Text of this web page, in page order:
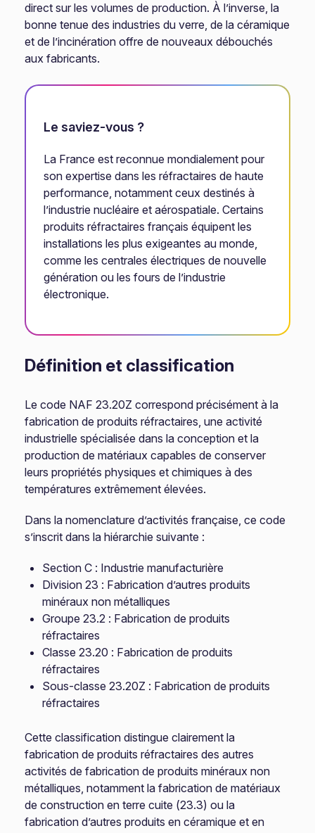
direct sur les volumes de production. À l’inverse, la
bonne tenue des industries du verre, de la céramique
et de l’incinération offre de nouveaux débouchés
aux fabricants.
Le saviez-vous ?
La France est reconnue mondialement pour
son expertise dans les réfractaires de haute
performance, notamment ceux destinés à
l’industrie nucléaire et aérospatiale. Certains
produits réfractaires français équipent les
installations les plus exigeantes au monde,
comme les centrales électriques de nouvelle
génération ou les fours de l’industrie
électronique.
Définition et classification
Le code NAF 23.20Z correspond précisément à la
fabrication de produits réfractaires, une activité
industrielle spécialisée dans la conception et la
production de matériaux capables de conserver
leurs propriétés physiques et chimiques à des
températures extrêmement élevées.
Dans la nomenclature d’activités française, ce code
s’inscrit dans la hiérarchie suivante :
Section C : Industrie manufacturière
Division 23 : Fabrication d’autres produits
minéraux non métalliques
Groupe 23.2 : Fabrication de produits
réfractaires
Classe 23.20 : Fabrication de produits
réfractaires
Sous-classe 23.20Z : Fabrication de produits
réfractaires
Cette classification distingue clairement la
fabrication de produits réfractaires des autres
activités de fabrication de produits minéraux non
métalliques, notamment la fabrication de matériaux
de construction en terre cuite (23.3) ou la
fabrication d’autres produits en céramique et en